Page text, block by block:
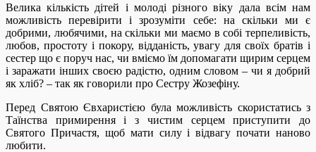
Велика кількість дітей і молоді різного віку дала всім нам
можливість перевірити і зрозуміти себе: на скільки ми є
добрими, любячими, на скільки ми маємо в собі терпеливість,
любов, простоту і покору, відданість, увагу для своїх братів і
сестер що є поруч нас, чи вміємо їм допомагати щирим серцем
і заражати інших своєю радістю, одним словом – чи я добрий
як хліб? – так як говорили про Сестру Жозефіну.
Перед Святою Євхаристією була можливість скористатись з
Таїнства примирення і з чистим серцем приступити до
Святого Причастя, щоб мати силу і відвагу почати наново
любити.